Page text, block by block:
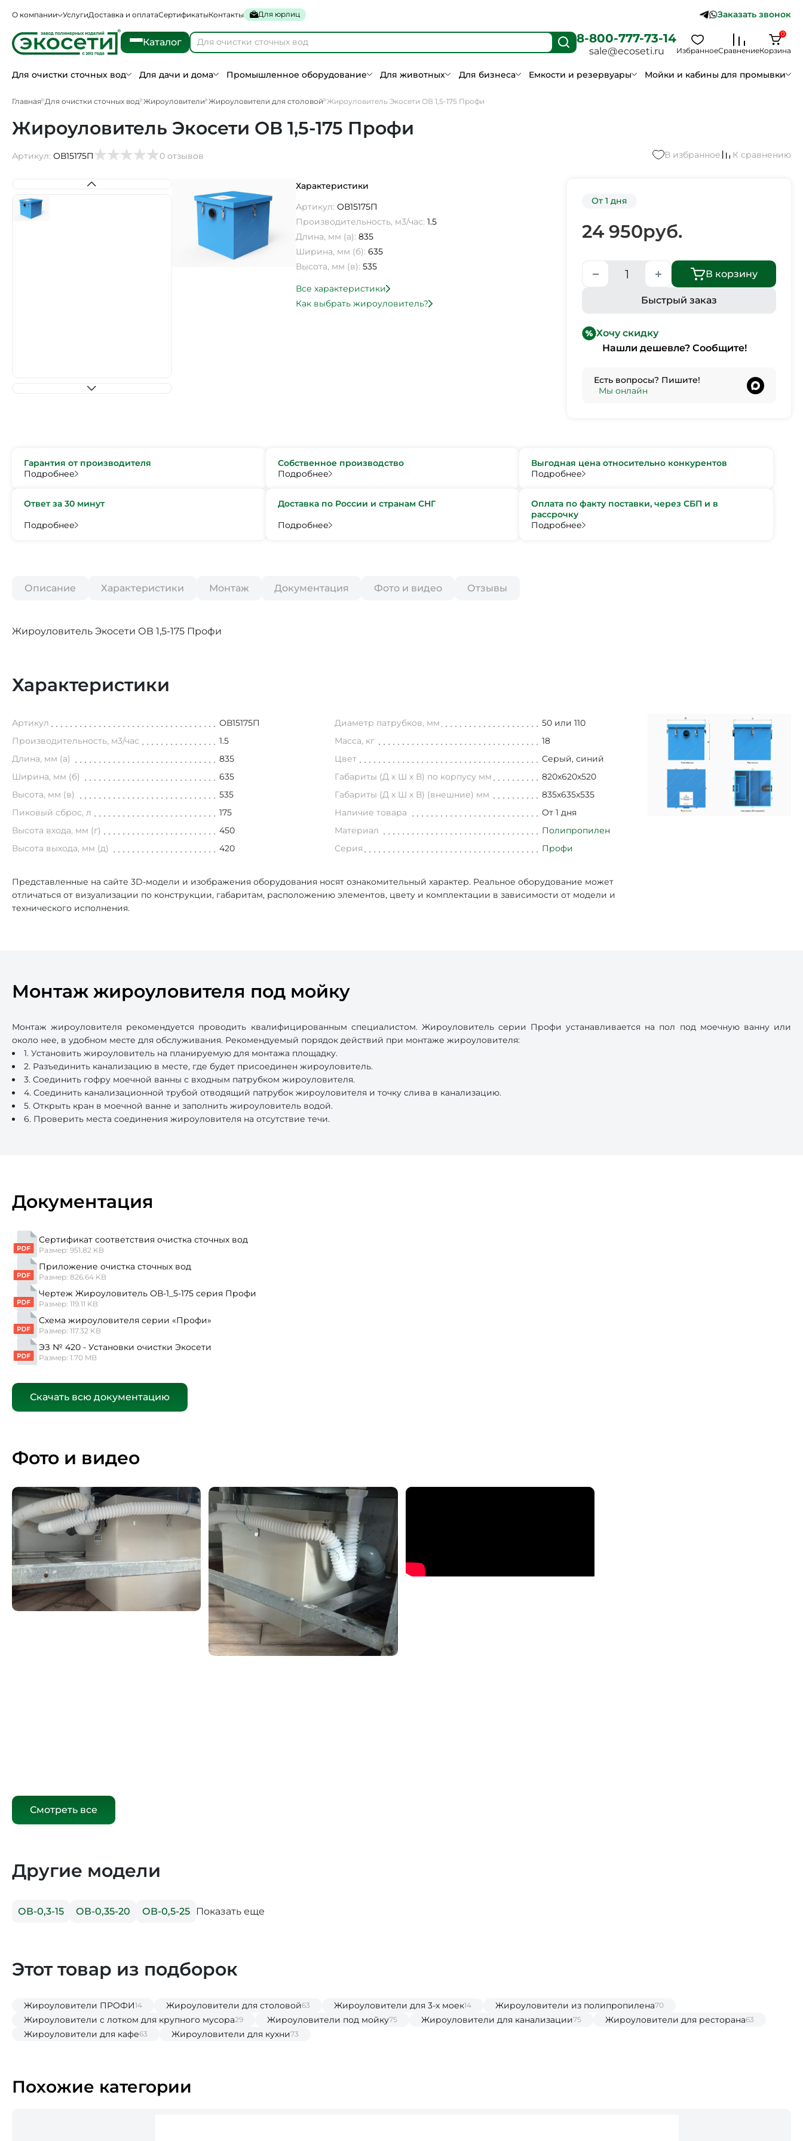
О компании УслугиДоставка и оплатаСертификатыКонтакты Для юрлиц Заказать звонок
Каталог 8-800-777-73-14
sale@ecoseti.ru ИзбранноеСравнениеКорзина
0
Для очистки сточных вод Для дачи и дома Промышленное оборудование Для животных Для бизнеса Емкости и резервуары Мойки и кабины для промывки
Главная Для очистки сточных вод Жироуловители Жироуловители для столовой Жироуловитель Экосети ОВ 1,5-175 Профи
Жироуловитель Экосети ОВ 1,5-175 Профи
Артикул: ОВ15175П 0 отзывов В избранное К сравнению
Характеристики
Артикул: ОВ15175П
Производительность, м3/час: 1.5
Длина, мм (а): 835
Ширина, мм (б): 635
Высота, мм (в): 535
Все характеристики
Как выбрать жироуловитель?
От 1 дня
24 950руб.
В корзину
Быстрый заказ
Хочу скидку
Нашли дешевле? Сообщите!
Есть вопросы? Пишите!
• Мы онлайн
Гарантия от производителя
Подробнее
Собственное производство
Подробнее
Выгодная цена относительно конкурентов
Подробнее
Ответ за 30 минут
Подробнее
Доставка по России и странам СНГ
Подробнее
Оплата по факту поставки, через СБП и в
рассрочку
Подробнее
Описание Характеристики Монтаж Документация Фото и видео Отзывы
Жироуловитель Экосети ОВ 1,5-175 Профи
Характеристики
Артикул
ОВ15175П
Производительность, м3/час
1.5
Длина, мм (а)
835
Ширина, мм (б)
635
Высота, мм (в)
535
Пиковый сброс, л
175
Высота входа, мм (г)
450
Высота выхода, мм (д)
420
Диаметр патрубков, мм
50 или 110
Масса, кг
18
Цвет
Серый, синий
Габариты (Д х Ш х В) по корпусу мм
820х620х520
Габариты (Д х Ш х В) (внешние) мм
835х635х535
Наличие товара
От 1 дня
Материал
Полипропилен
Серия
Профи
Представленные на сайте 3D-модели и изображения оборудования носят ознакомительный характер. Реальное оборудование может
отличаться от визуализации по конструкции, габаритам, расположению элементов, цвету и комплектации в зависимости от модели и
технического исполнения.
Монтаж жироуловителя под мойку
Монтаж жироуловителя рекомендуется проводить квалифицированным специалистом. Жироуловитель серии Профи устанавливается на пол под моечную ванну или
около нее, в удобном месте для обслуживания. Рекомендуемый порядок действий при монтаже жироуловителя:
1. Установить жироуловитель на планируемую для монтажа площадку.
2. Разъединить канализацию в месте, где будет присоединен жироуловитель.
3. Соединить гофру моечной ванны с входным патрубком жироуловителя.
4. Соединить канализационной трубой отводящий патрубок жироуловителя и точку слива в канализацию.
5. Открыть кран в моечной ванне и заполнить жироуловитель водой.
6. Проверить места соединения жироуловителя на отсутствие течи.
Документация
Сертификат соответствия очистка сточных вод
Размер: 951.82 KB
Приложение очистка сточных вод
Размер: 826.64 KB
Чертеж Жироуловитель ОВ-1_5-175 серия Профи
Размер: 119.11 KB
Схема жироуловителя серии «Профи»
Размер: 117.32 KB
ЭЗ № 420 - Установки очистки Экосети
Размер: 1.70 MB
Скачать всю документацию
Фото и видео
Смотреть все
Другие модели
ОВ-0,3-15 ОВ-0,35-20 ОВ-0,5-25 Показать еще
Этот товар из подборок
Жироуловители ПРОФИ14 Жироуловители для столовой63 Жироуловители для 3-х моек14 Жироуловители из полипропилена70
Жироуловители с лотком для крупного мусора29 Жироуловители под мойку75 Жироуловители для канализации75 Жироуловители для ресторана63
Жироуловители для кафе63 Жироуловители для кухни73
Похожие категории